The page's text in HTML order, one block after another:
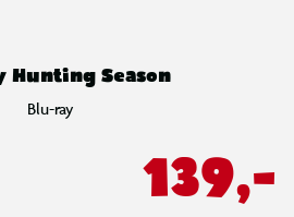
Hunting Season
Blu-ray
139,-